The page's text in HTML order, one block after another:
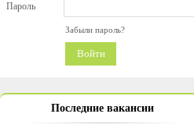
Пароль
Забыли пароль?
Войти
Последние вакансии